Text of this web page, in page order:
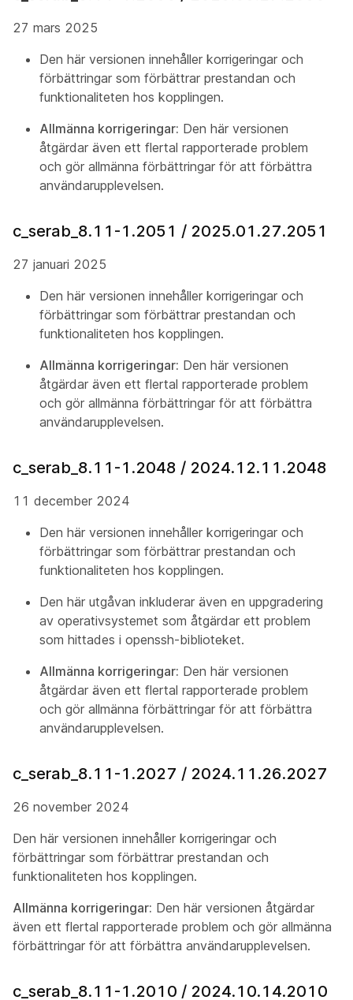
27 mars 2025
Den här versionen innehåller korrigeringar och
förbättringar som förbättrar prestandan och
funktionaliteten hos kopplingen.
Allmänna korrigeringar: Den här versionen
åtgärdar även ett flertal rapporterade problem
och gör allmänna förbättringar för att förbättra
användarupplevelsen.
c_serab_8.11-1.2051 / 2025.01.27.2051
27 januari 2025
Den här versionen innehåller korrigeringar och
förbättringar som förbättrar prestandan och
funktionaliteten hos kopplingen.
Allmänna korrigeringar: Den här versionen
åtgärdar även ett flertal rapporterade problem
och gör allmänna förbättringar för att förbättra
användarupplevelsen.
c_serab_8.11-1.2048 / 2024.12.11.2048
11 december 2024
Den här versionen innehåller korrigeringar och
förbättringar som förbättrar prestandan och
funktionaliteten hos kopplingen.
Den här utgåvan inkluderar även en uppgradering
av operativsystemet som åtgärdar ett problem
som hittades i openssh-biblioteket.
Allmänna korrigeringar: Den här versionen
åtgärdar även ett flertal rapporterade problem
och gör allmänna förbättringar för att förbättra
användarupplevelsen.
c_serab_8.11-1.2027 / 2024.11.26.2027
26 november 2024
Den här versionen innehåller korrigeringar och
förbättringar som förbättrar prestandan och
funktionaliteten hos kopplingen.
Allmänna korrigeringar: Den här versionen åtgärdar
även ett flertal rapporterade problem och gör allmänna
förbättringar för att förbättra användarupplevelsen.
c_serab_8.11-1.2010 / 2024.10.14.2010